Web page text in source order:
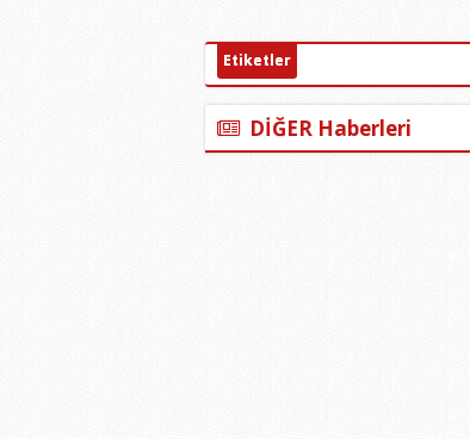
Etiketler
DİĞER Haberleri